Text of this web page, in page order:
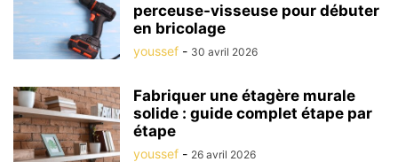
perceuse-visseuse pour débuter
en bricolage
youssef - 30 avril 2026
Fabriquer une étagère murale
solide : guide complet étape par
étape
youssef - 26 avril 2026